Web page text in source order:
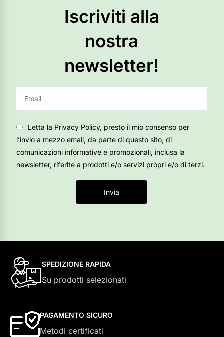
Iscriviti alla
nostra
newsletter!
Letta la Privacy Policy, presto il mio consenso per
l’invio a mezzo email, da parte di questo sito, di
comunicazioni informative e promozionali, inclusa la
newsletter, riferite a prodotti e/o servizi propri e/o di terzi.
Invia
SPEDIZIONE RAPIDA
Su prodotti selezionati
PAGAMENTO SICURO
Metodi certificati